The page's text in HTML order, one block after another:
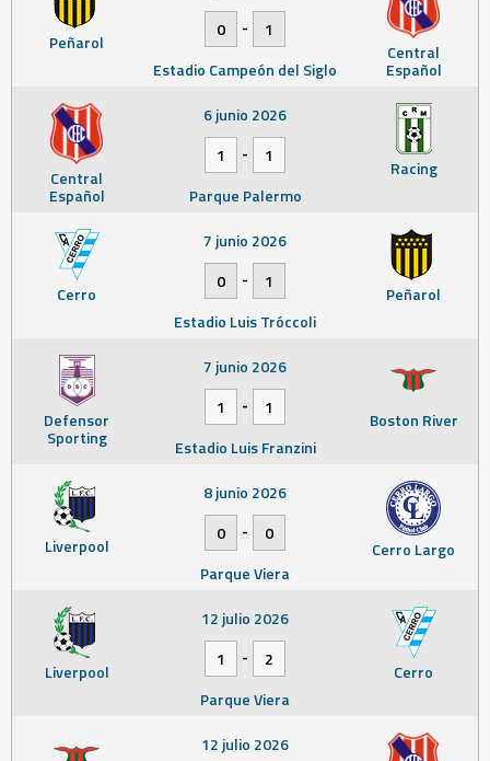
Peñarol Central
Español
0
-
1
Estadio Campeón del Siglo
Central
Español
Racing
6 junio 2026
1
-
1
Parque Palermo
Cerro Peñarol
7 junio 2026
0
-
1
Estadio Luis Tróccoli
Defensor
Sporting
Boston River
7 junio 2026
1
-
1
Estadio Luis Franzini
Liverpool Cerro Largo
8 junio 2026
0
-
0
Parque Viera
Liverpool Cerro
12 julio 2026
1
-
2
Parque Viera
12 julio 2026